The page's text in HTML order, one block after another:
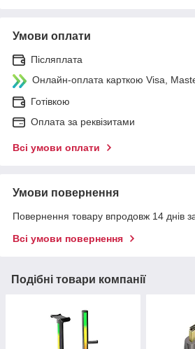
Умови оплати
Післяплата
Онлайн-оплата карткою Visa,
Готівкою
Оплата за реквізитами
Всі умови оплати
Умови повернення
Повернення товару впродовж 14 днів
Всі умови повернення
Подібні товари компанії